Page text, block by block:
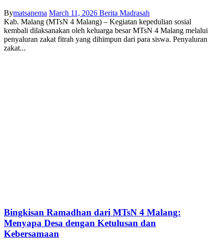
Bymatsanema March 11, 2026 Berita Madrasah
Kab. Malang (MTsN 4 Malang) – Kegiatan kepedulian sosial
kembali dilaksanakan oleh keluarga besar MTsN 4 Malang melalui
penyaluran zakat fitrah yang dihimpun dari para siswa. Penyaluran
zakat...
Bingkisan Ramadhan dari MTsN 4 Malang:
Menyapa Desa dengan Ketulusan dan
Kebersamaan